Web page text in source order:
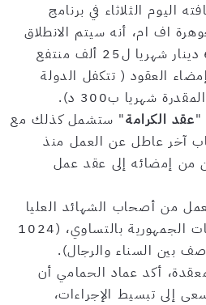
اليوم الثلاثاء في برنامج
اف ام، أنه سيتم الانطلاق
في صرف جراية بقيمة 600 دينار شهريا ل25 ألف منتفع
العقود ( تتكفل الدولة
شهريا ب300 د).
"عقد الكرامة" ستشمل كذلك مع
25 ألف شاب آخر عاطل عن العمل منذ
من إمضائه إلى عقد عمل
من أصحاب الشهائد العليا
بعقد الكرامة في كامل ولايات الجمهورية بالتساوي، (1024
بين السناء والرجال).
أكد عماد الحمامي أن
إلى تبسيط الإجراءات،